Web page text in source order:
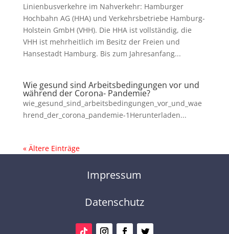
Linienbusverkehre im Nahverkehr: Hamburger
Hochbahn AG (HHA) und Verkehrsbetriebe Hamburg-
Holstein GmbH (VHH). Die HHA ist vollständig, die
VHH ist mehrheitlich im Besitz der Freien und
Hansestadt Hamburg. Bis zum Jahresanfang...
Wie gesund sind Arbeitsbedingungen vor und
während der Corona- Pandemie?
wie_gesund_sind_arbeitsbedingungen_vor_und_wae
hrend_der_corona_pandemie-1Herunterladen...
« Ältere Einträge
Impressum
Datenschutz